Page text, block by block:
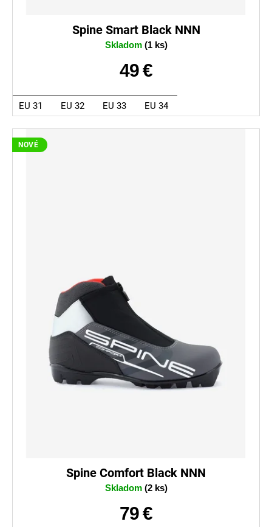
Spine Smart Black NNN
Skladom (1 ks)
49 €
EU 31 EU 32 EU 33 EU 34
NOVÉ
Spine Comfort Black NNN
Skladom (2 ks)
79 €